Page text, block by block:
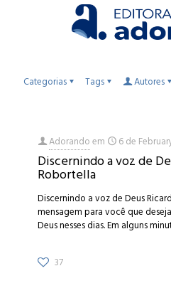
Categorias Tags Autores
Adorandoem 6 de
Discernindo a voz de
Robortella
Discernindo a voz de Deus
mensagem para você que
Deus nesses dias. Em alguns
37